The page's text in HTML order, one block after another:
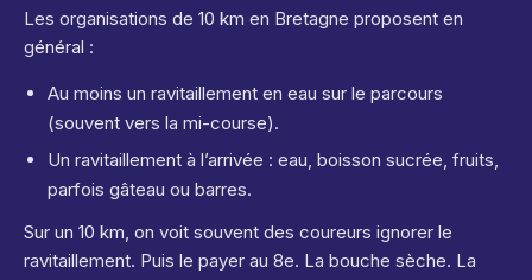
Les organisations de 10 km en Bretagne proposent en
général :
Au moins un ravitaillement en eau sur le parcours
(souvent vers la mi-course).
Un ravitaillement à l’arrivée : eau, boisson sucrée, fruits,
parfois gâteau ou barres.
Sur un 10 km, on voit souvent des coureurs ignorer le
ravitaillement. Puis le payer au 8e. La bouche sèche. La